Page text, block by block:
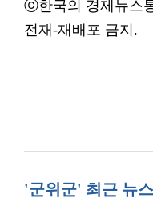
ⓒ한국의 경제뉴스
전재-재배포 금지.
'군위군' 최근 뉴스